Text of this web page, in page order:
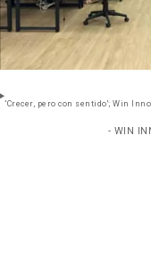
'Crecer, pero con sentido'; Win
- WIN